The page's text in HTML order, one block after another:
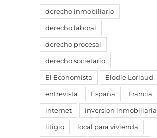
derecho inmobiliario
derecho laboral
derecho procesal
derecho societario
El Economista Elodie Loriaud
entrevista España Francia
internet inversion inmobiliaria
litigio local para vivienda